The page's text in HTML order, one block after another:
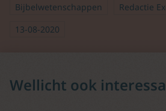
Bijbelwetenschappen
Redactie
13-08-2020
Wellicht ook